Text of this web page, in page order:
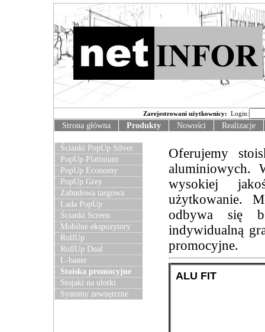
Zarejestrowani użytkownicy: Login:
Strona główna Produkty Nowości Realizacje
Ścianki PopUp Silver
PopUp Platinium
PopUp Economy
PopUp Grey
Zabudowa targowa
Lada PopUp
Ścianki Screen
Mobilne ekspozytory
RollUp
RollUp Dual
L-baner
Stoiska promocyjne
Stojaki na ulotki
Systemy zewnętrzne
Oferujemy
aluminiowych.
wysokiej
użytkowanie.
odbywa się
indywidualną
promocyjne.
ALU FIT